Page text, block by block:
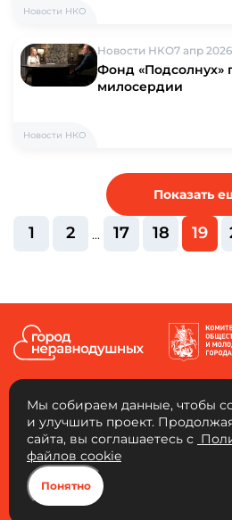
Новости НКО
Новости НКО
Новости НКО7 апр 2026
Фонд «Подсолнух»
милосердии
1 2 ... 17 18 19
Показать
АНО «Город неравнодушных»
Юридический адрес: 109456, г. Москва, 4-й
ком. 103. ОГРН: 1217700334653 ИНН:
Город неравнодушных, 2026
Мы собираем данные, чтобы
и улучшить проект.
сайта, вы соглашаетесь с
файлов cookie
Понятно